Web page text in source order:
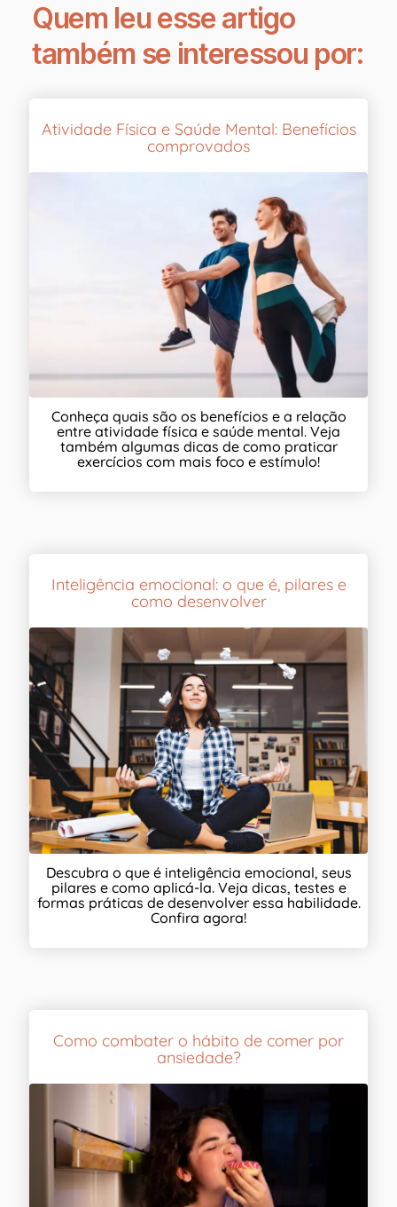
Quem leu esse artigo
também se interessou por:
Atividade Física e Saúde Mental: Benefícios
comprovados
Conheça quais são os benefícios e a relação
entre atividade física e saúde mental. Veja
também algumas dicas de como praticar
exercícios com mais foco e estímulo!
Inteligência emocional: o que é, pilares e
como desenvolver
Descubra o que é inteligência emocional, seus
pilares e como aplicá-la. Veja dicas, testes e
formas práticas de desenvolver essa habilidade.
Confira agora!
Como combater o hábito de comer por
ansiedade?